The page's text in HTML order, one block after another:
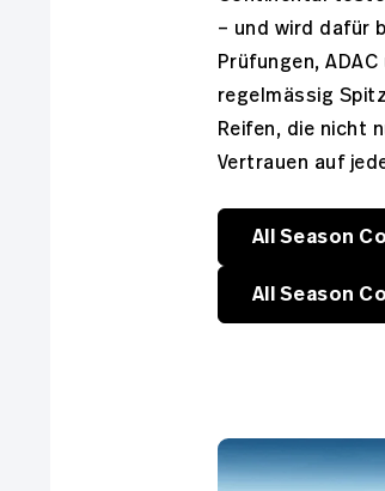
– und wird dafür
Prüfungen,
regelmässig
Reifen, die nicht
Vertrauen auf
All Season
All Season